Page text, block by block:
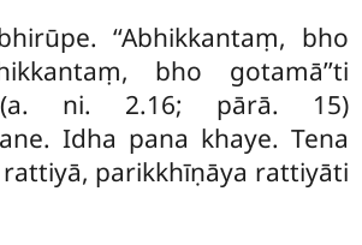
‘‘Abhikkantaṃ, bho
bho gotamā’’ti
(a. ni. 2.16; pārā. 15)
Idha pana khaye. Tena
parikkhīṇāya rattiyāti